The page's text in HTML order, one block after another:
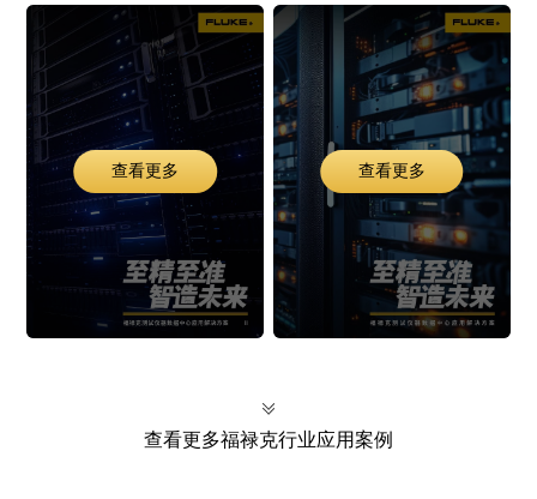
查看更多 查看更多
查看更多福禄克行业应用案例